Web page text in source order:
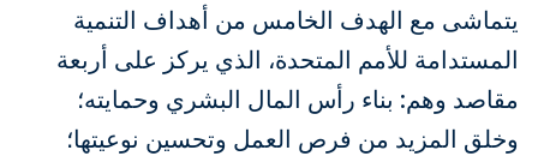
يتماشى مع الهدف الخامس من أهداف التنمية
المستدامة للأمم المتحدة، الذي يركز على أربعة
مقاصد وهم: بناء رأس المال البشري وحمايته؛
وخلق المزيد من فرص العمل وتحسين نوعيتها؛